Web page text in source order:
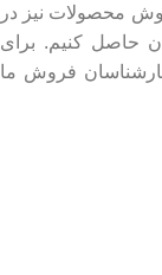
محصولات نیز در
حاصل کنیم. برای
فروش ما